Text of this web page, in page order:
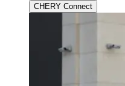
CHERY Connect